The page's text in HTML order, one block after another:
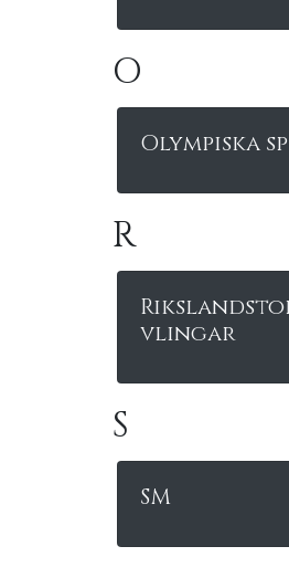
O
Olympiska
R
vlingar
S
SM